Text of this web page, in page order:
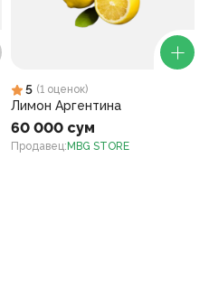
5 (1 оценок)
Лимон Аргентина
60 000 сум
Продавец: MBG STORE